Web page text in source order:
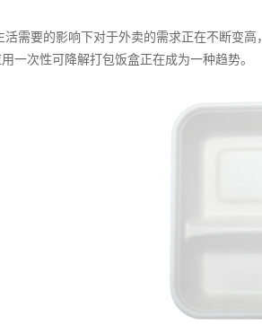
需要的影响下对于外卖的需求正在不断变高
一次性可降解打包饭盒正在成为一种趋势。